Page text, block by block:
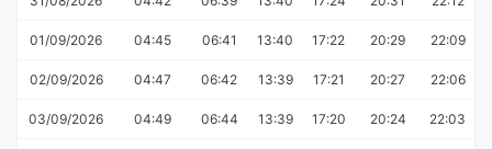
01/09/2026 04:45 06:41 13:40 17:22 20:29 22:09
02/09/2026 04:47 06:42 13:39 17:21 20:27 22:06
03/09/2026 04:49 06:44 13:39 17:20 20:24 22:03